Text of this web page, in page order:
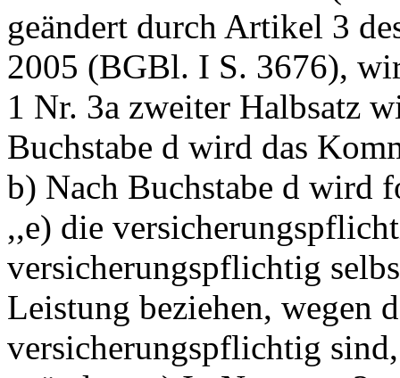
geändert durch Artikel 3
2005 (BGBl. I S. 3676),
1 Nr. 3a zweiter Halbsatz
Buchstabe d wird das
b) Nach Buchstabe d wird
,,e) die
versicherungspflichtig
Leistung beziehen, wegen
versicherungspflichtig